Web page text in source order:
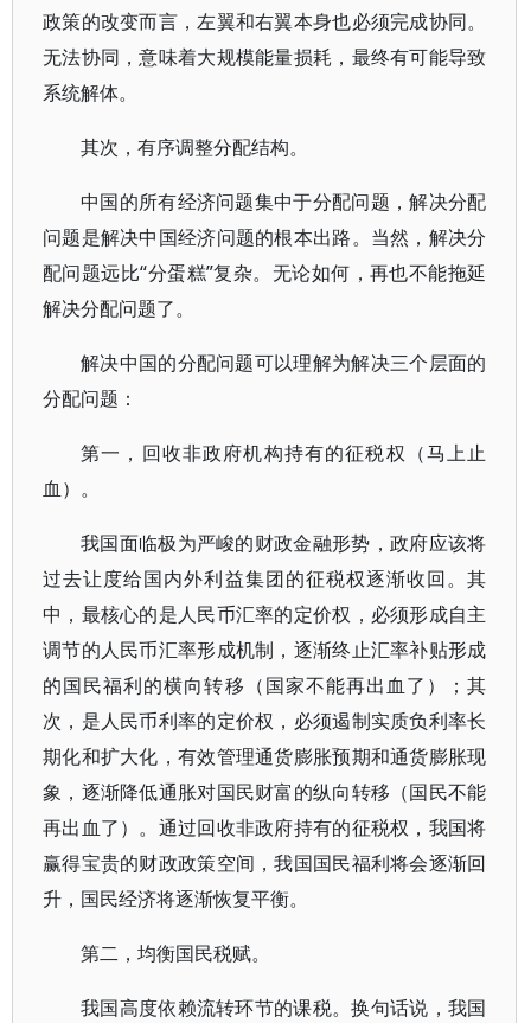
政策的改变而言，左翼和右翼本身也必须完成协同。
无法协同，意味着大规模能量损耗，最终有可能导致
系统解体。
其次，有序调整分配结构。
中国的所有经济问题集中于分配问题，解决分配
问题是解决中国经济问题的根本出路。当然，解决分
配问题远比“分蛋糕”复杂。无论如何，再也不能拖延
解决分配问题了。
解决中国的分配问题可以理解为解决三个层面的
分配问题：
第一，回收非政府机构持有的征税权（马上止
血）。
我国面临极为严峻的财政金融形势，政府应该将
过去让度给国内外利益集团的征税权逐渐收回。其
中，最核心的是人民币汇率的定价权，必须形成自主
调节的人民币汇率形成机制，逐渐终止汇率补贴形成
的国民福利的横向转移（国家不能再出血了）；其
次，是人民币利率的定价权，必须遏制实质负利率长
期化和扩大化，有效管理通货膨胀预期和通货膨胀现
象，逐渐降低通胀对国民财富的纵向转移（国民不能
再出血了）。通过回收非政府持有的征税权，我国将
赢得宝贵的财政政策空间，我国国民福利将会逐渐回
升，国民经济将逐渐恢复平衡。
第二，均衡国民税赋。
我国高度依赖流转环节的课税。换句话说，我国